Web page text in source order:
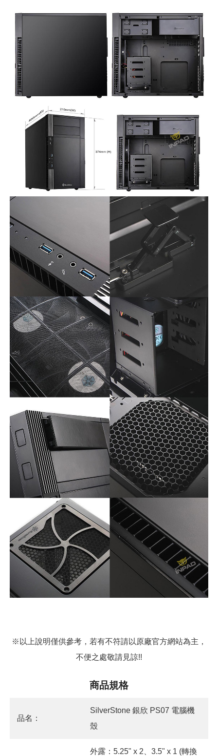
※以上說明僅供參考，若有不符請以原廠官方網站為主，
不便之處敬請見諒!!
商品規格
品名：
SilverStone 銀欣 PS07 電腦機
殼
外露：5.25" x 2、3.5" x 1 (轉換